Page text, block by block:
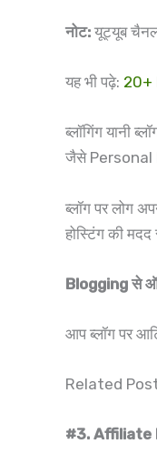
नोट: यूट्यूब
यह भी पढ़े: 20+
ब्लॉगिंग यानी
जैसे Personal
ब्लॉग पर लोग
होस्टिंग की
Blogging से
आप ब्लॉग पर
Related
#3. Affiliate